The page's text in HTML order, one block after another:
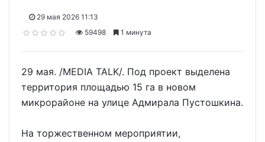
29 мая 2026 11:13
59498
1 минута
29 мая. /MEDIA TALK/. Под проект выделена
территория площадью 15 га в новом
микрорайоне на улице Адмирала Пустошкина.
На торжественном мероприятии,